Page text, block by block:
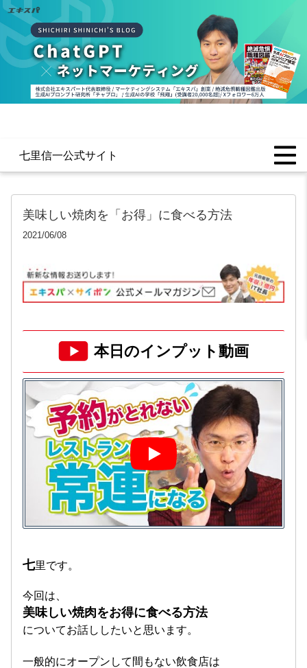
七里信一公式サイト
美味しい焼肉を「お得」に食べる方法
2021/06/08
本日のインプット動画
七里です。
今回は、
美味しい焼肉をお得に食べる方法
についてお話ししたいと思います。
一般的にオープンして間もない飲食店は